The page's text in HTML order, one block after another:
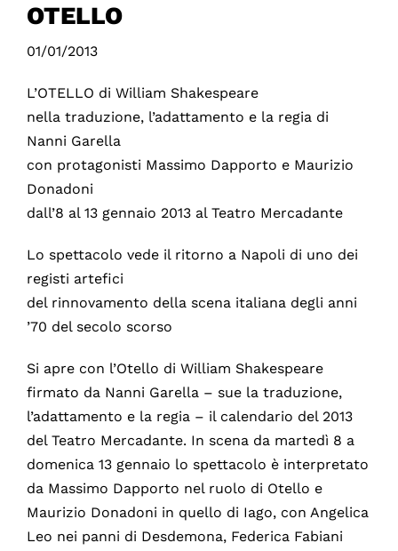
OTELLO
01/01/2013
L’OTELLO di William Shakespeare
nella traduzione, l’adattamento e la regia di
Nanni Garella
con protagonisti Massimo Dapporto e Maurizio
Donadoni
dall’8 al 13 gennaio 2013 al Teatro Mercadante
Lo spettacolo vede il ritorno a Napoli di uno dei
registi artefici
del rinnovamento della scena italiana degli anni
’70 del secolo scorso
Si apre con l’Otello di William Shakespeare
firmato da Nanni Garella – sue la traduzione,
l’adattamento e la regia – il calendario del 2013
del Teatro Mercadante. In scena da martedì 8 a
domenica 13 gennaio lo spettacolo è interpretato
da Massimo Dapporto nel ruolo di Otello e
Maurizio Donadoni in quello di Iago, con Angelica
Leo nei panni di Desdemona, Federica Fabiani